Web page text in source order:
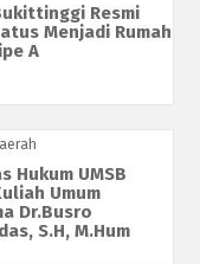
Resmi
Menjadi Rumah
A
Hukum UMSB
Umum
Dr.Busro
S.H, M.Hum